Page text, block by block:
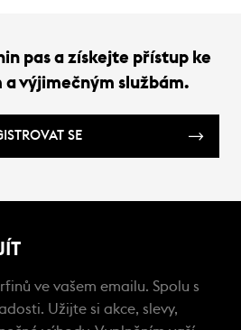
pas a získejte přístup ke
a výjimečným službám.
SE
ve vašem emailu. Spolu s
Užijte si akce, slevy,